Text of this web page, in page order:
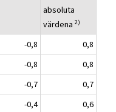
absoluta
värdena 2)
-0,8
0,8
-0,8
0,8
-0,7
0,7
-0,4
0,6